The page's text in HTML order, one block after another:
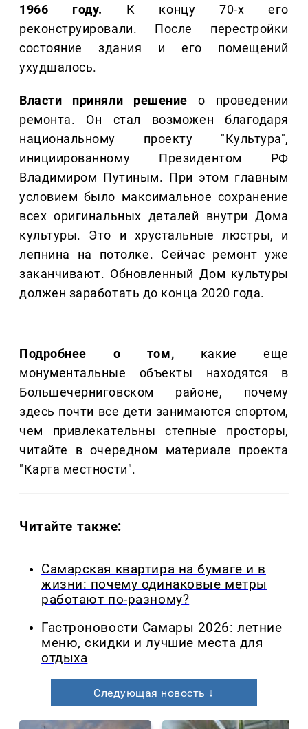
1966 году. К концу 70-х его
реконструировали. После перестройки
состояние здания и его помещений
ухудшалось.
Власти приняли решение о проведении
ремонта. Он стал возможен благодаря
национальному проекту "Культура",
инициированному Президентом РФ
Владимиром Путиным. При этом главным
условием было максимальное сохранение
всех оригинальных деталей внутри Дома
культуры. Это и хрустальные люстры, и
лепнина на потолке. Сейчас ремонт уже
заканчивают. Обновленный Дом культуры
должен заработать до конца 2020 года.
Подробнее о том, какие еще
монументальные объекты находятся в
Большечерниговском районе, почему
здесь почти все дети занимаются спортом,
чем привлекательны степные просторы,
читайте в очередном материале проекта
"Карта местности".
Читайте также:
Самарская квартира на бумаге и в
жизни: почему одинаковые метры
работают по-разному?
Гастроновости Самары 2026: летние
меню, скидки и лучшие места для
отдыха
Следующая новость ↓